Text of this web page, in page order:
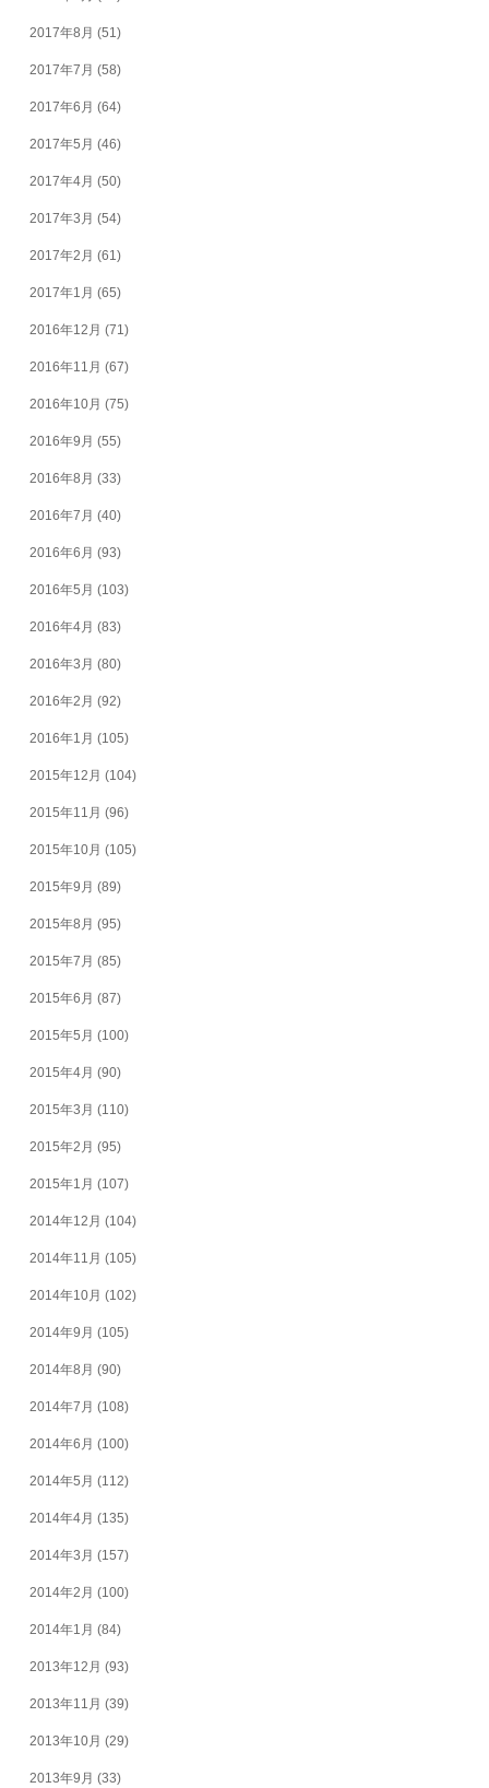
2017年8月 (51)
2017年7月 (58)
2017年6月 (64)
2017年5月 (46)
2017年4月 (50)
2017年3月 (54)
2017年2月 (61)
2017年1月 (65)
2016年12月 (71)
2016年11月 (67)
2016年10月 (75)
2016年9月 (55)
2016年8月 (33)
2016年7月 (40)
2016年6月 (93)
2016年5月 (103)
2016年4月 (83)
2016年3月 (80)
2016年2月 (92)
2016年1月 (105)
2015年12月 (104)
2015年11月 (96)
2015年10月 (105)
2015年9月 (89)
2015年8月 (95)
2015年7月 (85)
2015年6月 (87)
2015年5月 (100)
2015年4月 (90)
2015年3月 (110)
2015年2月 (95)
2015年1月 (107)
2014年12月 (104)
2014年11月 (105)
2014年10月 (102)
2014年9月 (105)
2014年8月 (90)
2014年7月 (108)
2014年6月 (100)
2014年5月 (112)
2014年4月 (135)
2014年3月 (157)
2014年2月 (100)
2014年1月 (84)
2013年12月 (93)
2013年11月 (39)
2013年10月 (29)
2013年9月 (33)